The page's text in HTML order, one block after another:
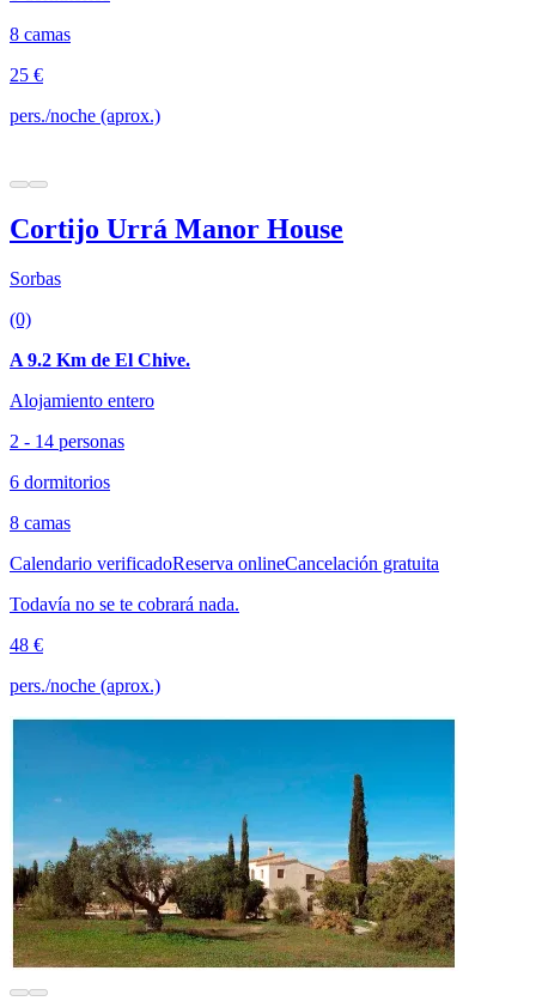
8 camas
25 €
pers./noche (aprox.)
Cortijo Urrá Manor House
Sorbas
(0)
A 9.2 Km de El Chive.
Alojamiento entero
2 - 14 personas
6 dormitorios
8 camas
Calendario verificadoReserva onlineCancelación gratuita
Todavía no se te cobrará nada.
48 €
pers./noche (aprox.)